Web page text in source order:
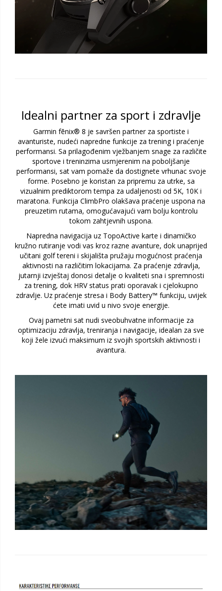
Idealni partner za sport i zdravlje
Garmin fēnix® 8 je savršen partner za sportiste i
avanturiste, nudeći napredne funkcije za trening i praćenje
performansi. Sa prilagođenim vježbanjem snage za različite
sportove i treninzima usmjerenim na poboljšanje
performansi, sat vam pomaže da dostignete vrhunac svoje
forme. Posebno je koristan za pripremu za utrke, sa
vizualnim prediktorom tempa za udaljenosti od 5K, 10K i
maratona. Funkcija ClimbPro olakšava praćenje uspona na
preuzetim rutama, omogućavajući vam bolju kontrolu
tokom zahtjevnih uspona.
Napredna navigacija uz TopoActive karte i dinamičko
kružno rutiranje vodi vas kroz razne avanture, dok unaprijed
učitani golf tereni i skijališta pružaju mogućnost praćenja
aktivnosti na različitim lokacijama. Za praćenje zdravlja,
jutarnji izvještaj donosi detalje o kvaliteti sna i spremnosti
za trening, dok HRV status prati oporavak i cjelokupno
zdravlje. Uz praćenje stresa i Body Battery™ funkciju, uvijek
ćete imati uvid u nivo svoje energije.
Ovaj pametni sat nudi sveobuhvatne informacije za
optimizaciju zdravlja, treniranja i navigacije, idealan za sve
koji žele izvući maksimum iz svojih sportskih aktivnosti i
avantura.